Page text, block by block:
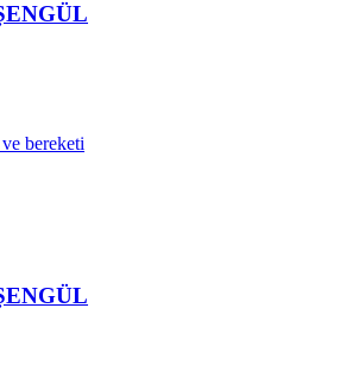
bereketi